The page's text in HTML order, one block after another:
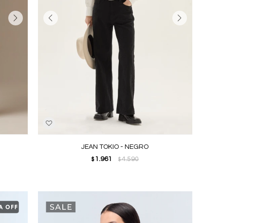
JEAN TOKIO - NEGRO
$ 1.961 $4.590